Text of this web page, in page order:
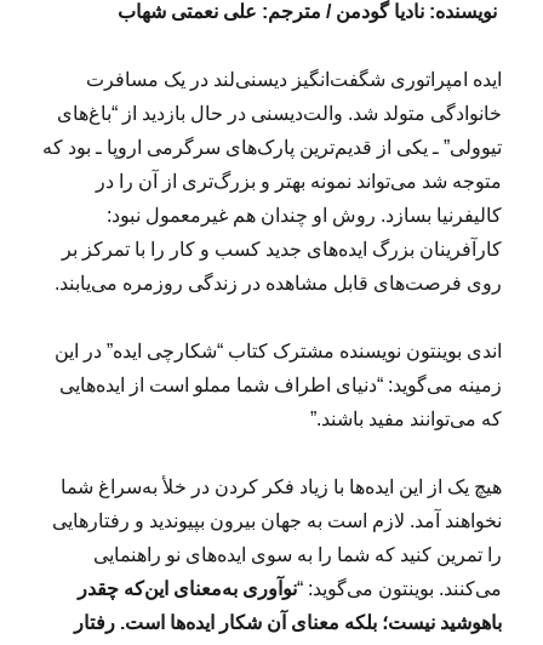
نویسنده: نادیا گودمن / مترجم: علی نعمتی شهاب
ایده امپراتوری شگفت‌انگیز دیسنی‌لند در یک مسافرت
خانوادگی متولد شد. والت‌دیسنی در حال بازدید از “باغ‌های
تیوولی” ـ یکی از قدیم‌ترین پارک‌های سرگرمی اروپا ـ بود که
متوجه شد می‌تواند نمونه بهتر و بزرگ‌تری از آن را در
کالیفرنیا بسازد. روش او چندان هم غیرمعمول نبود:
کارآفرینان بزرگ ایده‌های جدید کسب و کار را با تمرکز بر
روی فرصت‌های قابل مشاهده در زندگی روزمره می‌یابند.
اندی بوینتون نویسنده مشترک کتاب “شکارچی ایده” در این
زمینه می‌گوید: “دنیای اطراف شما مملو است از ایده‌هایی
که می‌توانند مفید باشند.”
هیچ یک از این ایده‌ها با زیاد فکر کردن در خلأ به‌سراغ شما
نخواهند آمد. لازم است به جهان بیرون بپیوندید و رفتارهایی
را تمرین کنید که شما را به سوی ایده‌های نو راهنمایی
می‌کنند. بوینتون می‌گوید: “نوآوری به‌معنای این‌که چقدر
باهوشید نیست؛ بلکه معنای آن شکار ایده‌ها است. رفتار